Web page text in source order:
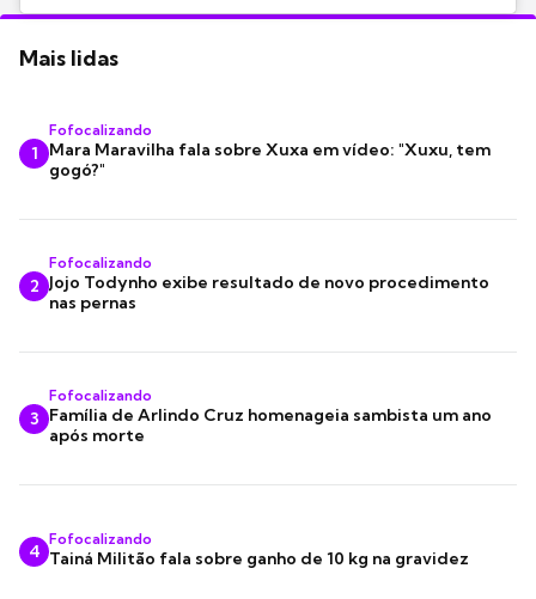
Mais lidas
1
Fofocalizando
Mara Maravilha fala sobre Xuxa em vídeo: "Xuxu, tem
gogó?"
2
Fofocalizando
Jojo Todynho exibe resultado de novo procedimento
nas pernas
3
Fofocalizando
Família de Arlindo Cruz homenageia sambista um ano
após morte
4
Fofocalizando
Tainá Militão fala sobre ganho de 10 kg na gravidez